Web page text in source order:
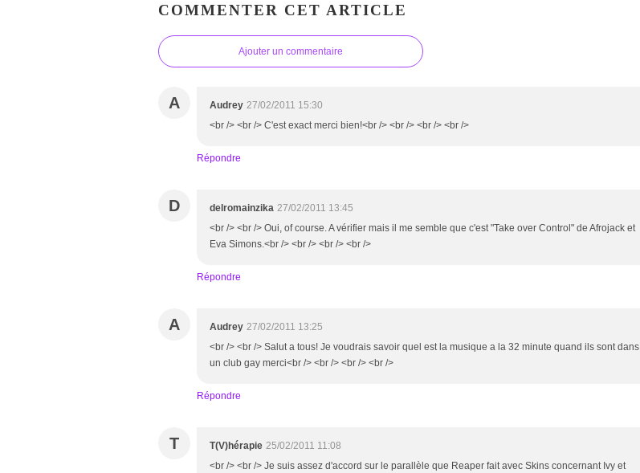
COMMENTER CET ARTICLE
Ajouter un commentaire
A Audrey 27/02/2011 15:30
<br /> <br /> C'est exact merci bien!<br /> <br /> <br /> <br />
Répondre
D delromainzika 27/02/2011 13:45
<br /> <br /> Oui, of course. A vérifier mais il me semble que c'est "Take over Control" de Afrojack et
Eva Simons.<br /> <br /> <br /> <br />
Répondre
A Audrey 27/02/2011 13:25
<br /> <br /> Salut a tous! Je voudrais savoir quel est la musique a la 32 minute quand ils sont dans
un club gay merci<br /> <br /> <br /> <br />
Répondre
T T(V)hérapie 25/02/2011 11:08
<br /> <br /> Je suis assez d'accord sur le parallèle que Reaper fait avec Skins concernant Ivy et